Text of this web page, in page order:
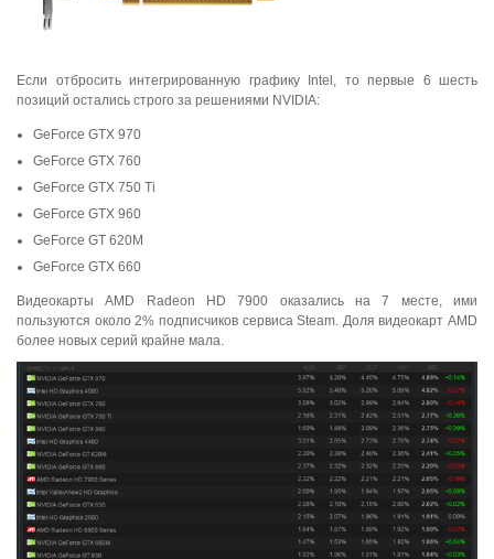
Если отбросить интегрированную графику Intel, то первые 6 шесть
позиций остались строго за решениями NVIDIA:
GeForce GTX 970
GeForce GTX 760
GeForce GTX 750 Ti
GeForce GTX 960
GeForce GT 620M
GeForce GTX 660
Видеокарты AMD Radeon HD 7900 оказались на 7 месте, ими
пользуются около 2% подписчиков сервиса Steam. Доля видеокарт AMD
более новых серий крайне мала.